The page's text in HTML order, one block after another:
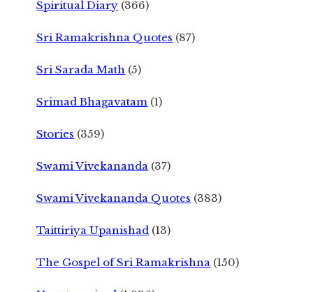
Spiritual Diary (366)
Sri Ramakrishna Quotes (87)
Sri Sarada Math (5)
Srimad Bhagavatam (1)
Stories (359)
Swami Vivekananda (37)
Swami Vivekananda Quotes (383)
Taittiriya Upanishad (13)
The Gospel of Sri Ramakrishna (150)